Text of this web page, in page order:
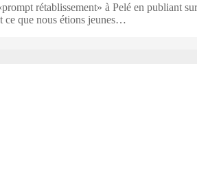
rétablissement» à Pelé en publiant
ce que nous étions jeunes…